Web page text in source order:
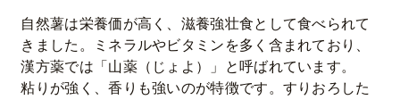
自然薯は栄養価が高く、滋養強壮食として食べられて
きました。ミネラルやビタミンを多く含まれており、
漢方薬では「山薬（じょよ）」と呼ばれています。
粘りが強く、香りも強いのが特徴です。すりおろした